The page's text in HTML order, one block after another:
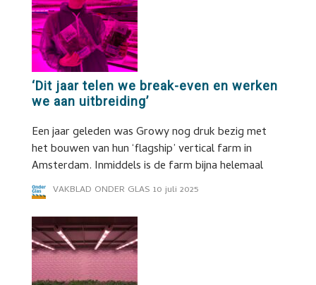
‘Dit jaar telen we break-even en werken
we aan uitbreiding’
Een jaar geleden was Growy nog druk bezig met
het bouwen van hun ‘flagship’ vertical farm in
Amsterdam. Inmiddels is de farm bijna helemaal
VAKBLAD ONDER GLAS 10 juli 2025